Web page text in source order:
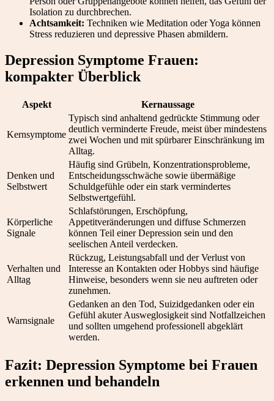
Isolation zu durchbrechen.
Achtsamkeit: Techniken wie Meditation oder Yoga können
Stress reduzieren und depressive Phasen abmildern.
Depression Symptome Frauen:
kompakter Überblick
Aspekt Kernaussage
Kernsymptome
Typisch sind anhaltend gedrückte Stimmung oder
deutlich verminderte Freude, meist über mindestens
zwei Wochen und mit spürbarer Einschränkung im
Alltag.
Denken und
Selbstwert
Häufig sind Grübeln, Konzentrationsprobleme,
Entscheidungsschwäche sowie übermäßige
Schuldgefühle oder ein stark vermindertes
Selbstwertgefühl.
Körperliche
Signale
Schlafstörungen, Erschöpfung,
Appetitveränderungen und diffuse Schmerzen
können Teil einer Depression sein und den
seelischen Anteil verdecken.
Verhalten und
Alltag
Rückzug, Leistungsabfall und der Verlust von
Interesse an Kontakten oder Hobbys sind häufige
Hinweise, besonders wenn sie neu auftreten oder
zunehmen.
Warnsignale
Gedanken an den Tod, Suizidgedanken oder ein
Gefühl akuter Ausweglosigkeit sind Notfallzeichen
und sollten umgehend professionell abgeklärt
werden.
Fazit: Depression Symptome bei Frauen
erkennen und behandeln